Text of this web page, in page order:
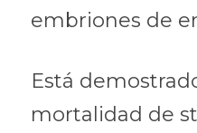
embriones de
Está
mortalidad de